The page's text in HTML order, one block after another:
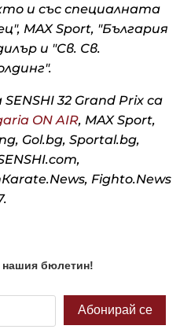
и със специалната
MAX Sport, "България
и "Св. Св.
32 Grand Prix са
ON AIR, MAX Sport,
Gol.bg, Sportal.bg,
Fighto.News